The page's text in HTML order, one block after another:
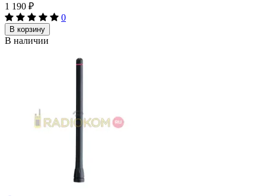
1 190 ₽
0
В корзину
В наличии